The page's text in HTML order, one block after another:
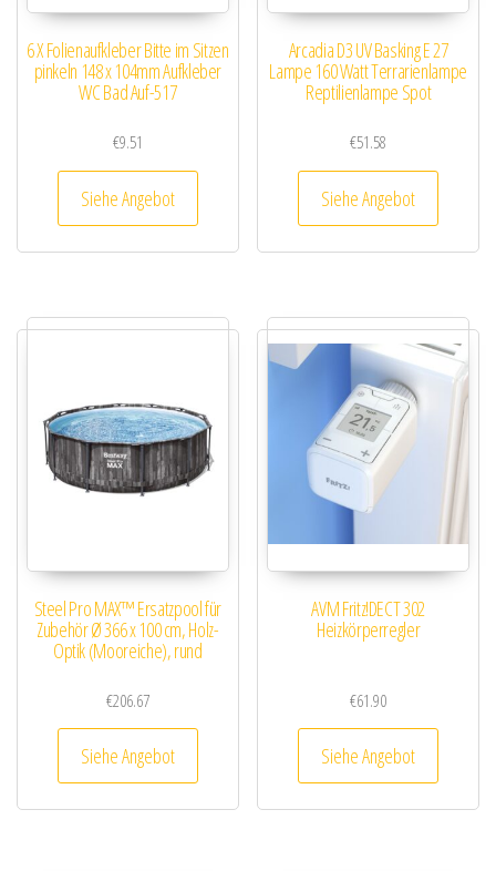
6 X Folienaufkleber Bitte im Sitzen
pinkeln 148 x 104mm Aufkleber
WC Bad Auf-517
€9.51
Siehe Angebot
Arcadia D3 UV Basking E 27
Lampe 160 Watt Terrarienlampe
Reptilienlampe Spot
€51.58
Siehe Angebot
Steel Pro MAX™ Ersatzpool für
Zubehör Ø 366 x 100 cm, Holz-
Optik (Mooreiche), rund
€206.67
Siehe Angebot
AVM Fritz!DECT 302
Heizkörperregler
€61.90
Siehe Angebot